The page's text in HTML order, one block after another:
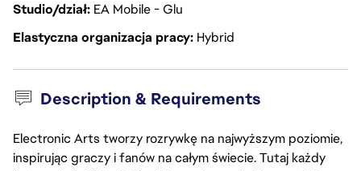
Studio/dział EA Mobile - Glu
Elastyczna organizacja pracy Hybrid
Description & Requirements
Electronic Arts tworzy rozrywkę na najwyższym poziomie,
inspirując graczy i fanów na całym świecie. Tutaj każdy